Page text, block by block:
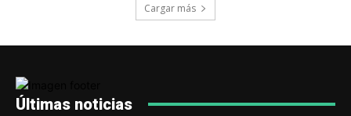
Cargar más
Últimas noticias